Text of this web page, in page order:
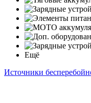
Ещё
Источники